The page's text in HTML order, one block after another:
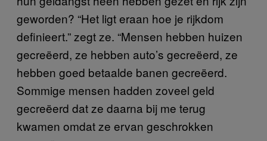
geworden? “Het ligt eraan hoe je rijkdom
definieert.” zegt ze. “Mensen hebben huizen
gecreëerd, ze hebben auto’s gecreëerd, ze
hebben goed betaalde banen gecreëerd.
Sommige mensen hadden zoveel geld
gecreëerd dat ze daarna bij me terug
kwamen omdat ze ervan geschrokken